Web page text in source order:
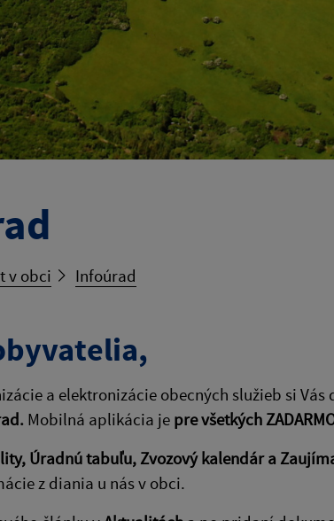
v obci Infoúrad
a elektronizácie obecných služieb si
Mobilná aplikácia je pre všetkých
Úradnú tabuľu, Zvozový kalendár a
z diania u nás v obci.